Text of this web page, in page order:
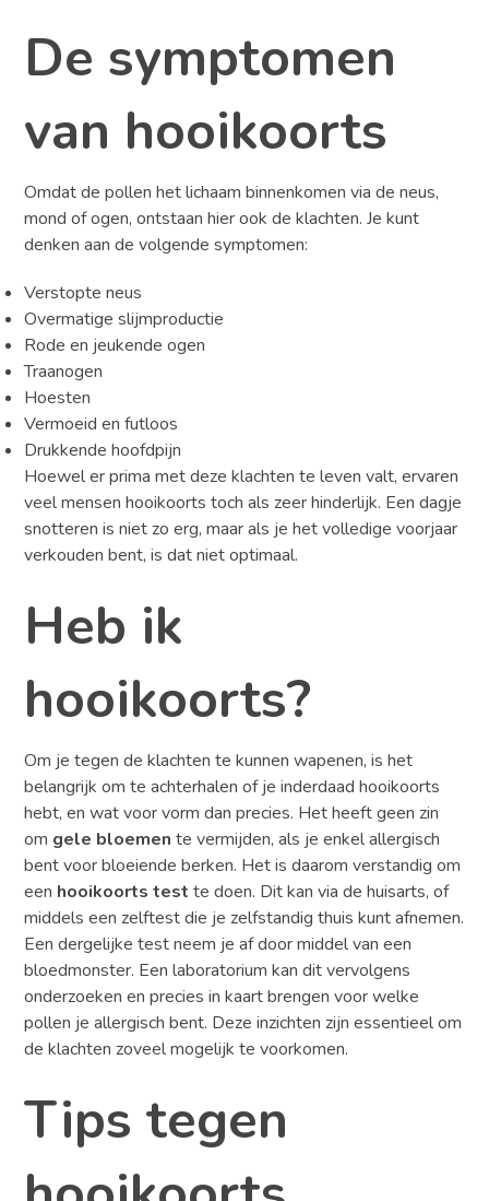
De symptomen
van hooikoorts
Omdat de pollen het lichaam binnenkomen via de neus,
mond of ogen, ontstaan hier ook de klachten. Je kunt
denken aan de volgende symptomen:
Verstopte neus
Overmatige slijmproductie
Rode en jeukende ogen
Traanogen
Hoesten
Vermoeid en futloos
Drukkende hoofdpijn
Hoewel er prima met deze klachten te leven valt, ervaren
veel mensen hooikoorts toch als zeer hinderlijk. Een dagje
snotteren is niet zo erg, maar als je het volledige voorjaar
verkouden bent, is dat niet optimaal.
Heb ik
hooikoorts?
Om je tegen de klachten te kunnen wapenen, is het
belangrijk om te achterhalen of je inderdaad hooikoorts
hebt, en wat voor vorm dan precies. Het heeft geen zin
om gele bloemen te vermijden, als je enkel allergisch
bent voor bloeiende berken. Het is daarom verstandig om
een hooikoorts test te doen. Dit kan via de huisarts, of
middels een zelftest die je zelfstandig thuis kunt afnemen.
Een dergelijke test neem je af door middel van een
bloedmonster. Een laboratorium kan dit vervolgens
onderzoeken en precies in kaart brengen voor welke
pollen je allergisch bent. Deze inzichten zijn essentieel om
de klachten zoveel mogelijk te voorkomen.
Tips tegen